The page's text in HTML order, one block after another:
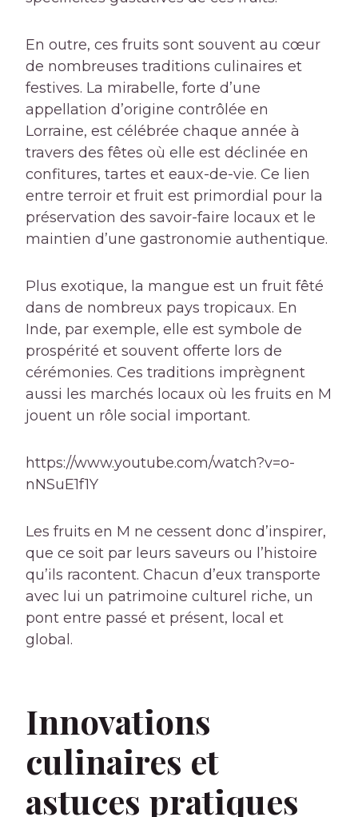
En outre, ces fruits sont souvent au cœur
de nombreuses traditions culinaires et
festives. La mirabelle, forte d’une
appellation d’origine contrôlée en
Lorraine, est célébrée chaque année à
travers des fêtes où elle est déclinée en
confitures, tartes et eaux-de-vie. Ce lien
entre terroir et fruit est primordial pour la
préservation des savoir-faire locaux et le
maintien d’une gastronomie authentique.
Plus exotique, la mangue est un fruit fêté
dans de nombreux pays tropicaux. En
Inde, par exemple, elle est symbole de
prospérité et souvent offerte lors de
cérémonies. Ces traditions imprègnent
aussi les marchés locaux où les fruits en M
jouent un rôle social important.
https://www.youtube.com/watch?v=o-
nNSuE1f1Y
Les fruits en M ne cessent donc d’inspirer,
que ce soit par leurs saveurs ou l’histoire
qu’ils racontent. Chacun d’eux transporte
avec lui un patrimoine culturel riche, un
pont entre passé et présent, local et
global.
Innovations
culinaires et
astuces pratiques